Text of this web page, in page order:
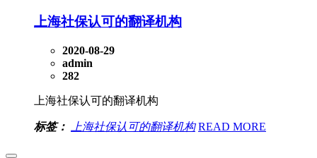
上海社保认可的翻译机构
2020-08-29
admin
282
上海社保认可的翻译机构
标签： 上海社保认可的翻译机构 READ MORE